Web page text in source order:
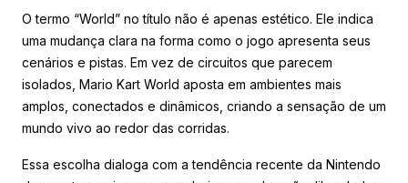
O termo “World” no título não é apenas estético. Ele indica
uma mudança clara na forma como o jogo apresenta seus
cenários e pistas. Em vez de circuitos que parecem
isolados, Mario Kart World aposta em ambientes mais
amplos, conectados e dinâmicos, criando a sensação de um
mundo vivo ao redor das corridas.
Essa escolha dialoga com a tendência recente da Nintendo